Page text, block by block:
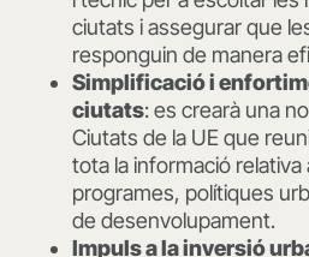
ciutats i assegurar que
responguin de manera
Simplificació i
ciutats: es crearà una
Ciutats de la UE que
tota la informació relativa
programes, polítiques
de desenvolupament.
Impuls a la inversió